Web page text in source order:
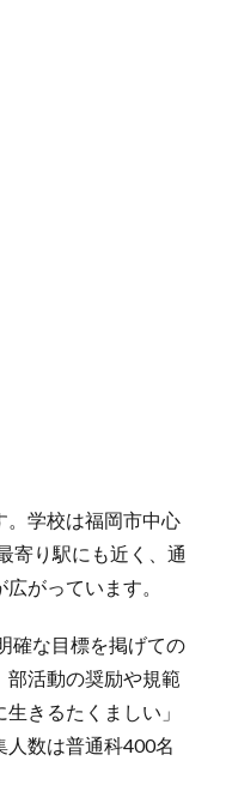
。学校は福岡市中心
寄り駅にも近く、通
がっています。
確な目標を掲げての
活動の奨励や規範
きるたくましい」
数は普通科400名